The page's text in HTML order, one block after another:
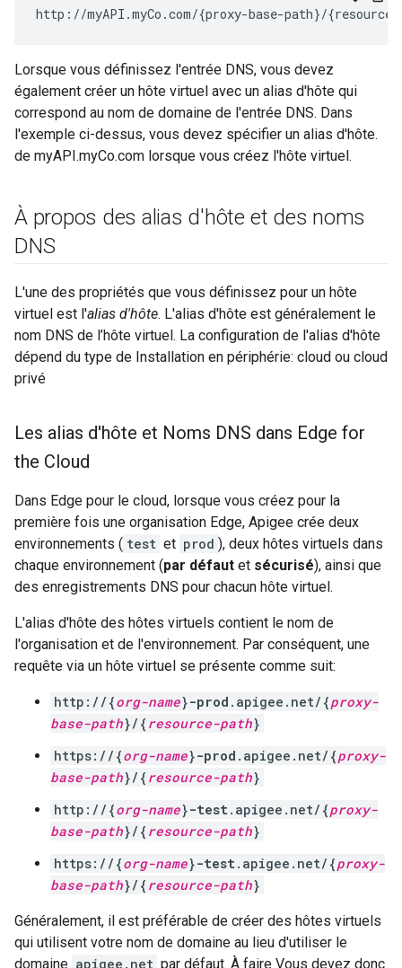
http://myAPI.myCo.com/{proxy-base-path}/
Lorsque vous définissez l'entrée DNS, vous devez
également créer un hôte virtuel avec un alias d'hôte qui
correspond au nom de domaine de l'entrée DNS. Dans
l'exemple ci-dessus, vous devez spécifier un alias d'hôte.
de myAPI.myCo.com lorsque vous créez l'hôte virtuel.
À propos des alias d'hôte et des noms
DNS
L'une des propriétés que vous définissez pour un hôte
virtuel est l'alias d'hôte. L'alias d'hôte est généralement le
nom DNS de l’hôte virtuel. La configuration de l'alias d'hôte
dépend du type de Installation en périphérie: cloud ou cloud
privé
Les alias d'hôte et Noms DNS dans Edge for
the Cloud
Dans Edge pour le cloud, lorsque vous créez pour la
première fois une organisation Edge, Apigee crée deux
environnements ( test et prod ), deux hôtes virtuels dans
chaque environnement (par défaut et sécurisé), ainsi que
des enregistrements DNS pour chacun hôte virtuel.
L'alias d'hôte des hôtes virtuels contient le nom de
l'organisation et de l'environnement. Par conséquent, une
requête via un hôte virtuel se présente comme suit:
http://{org-name}-prod .apigee.net/{proxy-
base-path}/{ resource-path}
https://{org-name}-prod .apigee.net/{proxy-
base-path}/{ resource-path}
http://{org-name}-test.apigee.net/{proxy-
base-path}/{ resource-path}
https://{org-name}-test.apigee.net/{proxy-
base-path}/{ resource-path}
Généralement, il est préférable de créer des hôtes virtuels
qui utilisent votre nom de domaine au lieu d'utiliser le
domaine apigee.net par défaut. À faire Vous devez donc